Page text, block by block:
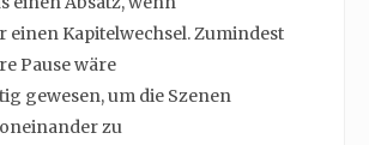
einen Kapitelwechsel. Zumindest
Pause wäre
gewesen, um die Szenen
zu